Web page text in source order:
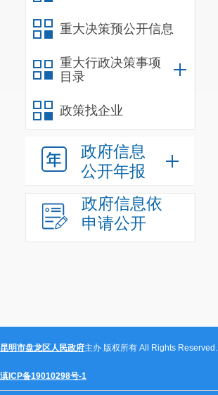
重大决策预公开信息
重大行政决策事项
目录
政策找企业
政府信息
公开年报
政府信息依
申请公开
昆明市盘龙区人民政府主办 版权所有 All Rights Reserved.
滇ICP备19010298号-1